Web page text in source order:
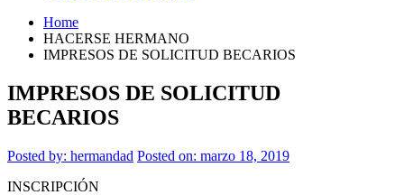
Home
HACERSE HERMANO
IMPRESOS DE SOLICITUD BECARIOS
IMPRESOS DE SOLICITUD
BECARIOS
Posted by: hermandad Posted on: marzo 18, 2019
INSCRIPCIÓN